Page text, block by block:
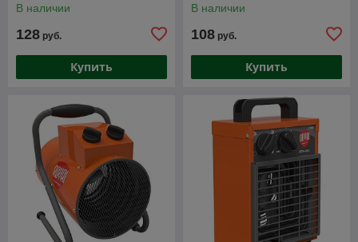
В наличии
128 руб.
Купить
В наличии
108 руб.
Купить